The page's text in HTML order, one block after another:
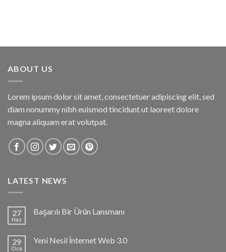
ABOUT US
Lorem ipsum dolor sit amet, consectetuer adipiscing elit, sed
diam nonummy nibh euismod tincidunt ut laoreet dolore
magna aliquam erat volutpat.
LATEST NEWS
27
Haz
Başarılı Bir Ürün Lansmanı
29
Oca
Yeni Nesil İnternet Web 3.0